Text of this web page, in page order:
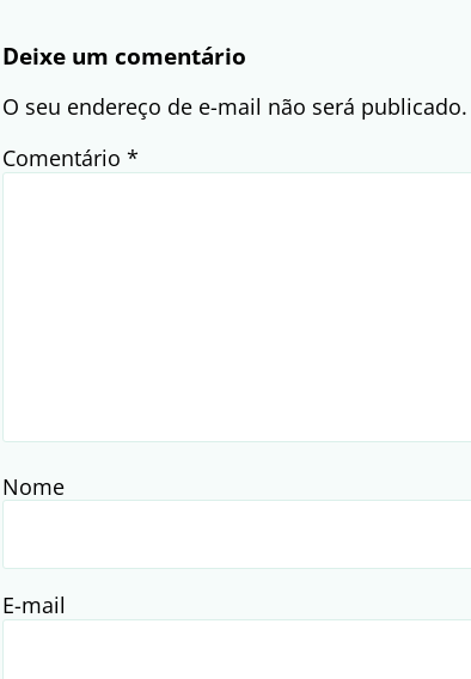
Deixe um comentário
O seu endereço de e-mail não será publicado.
Comentário *
Nome
E-mail